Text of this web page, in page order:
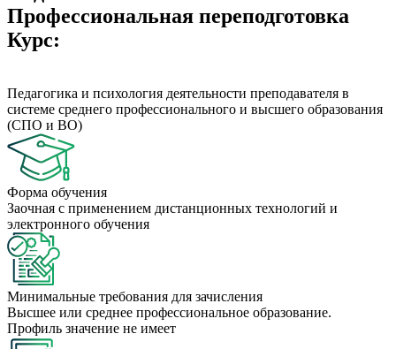
Профессиональная переподготовка
Курс:
Педагогика и психология деятельности преподавателя в
системе среднего профессионального и высшего образования
(СПО и ВО)
Форма обучения
Заочная с применением дистанционных технологий и
электронного обучения
Минимальные требования для зачисления
Высшее или среднее профессиональное образование.
Профиль значение не имеет